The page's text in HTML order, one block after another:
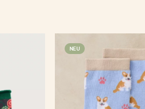
NEU